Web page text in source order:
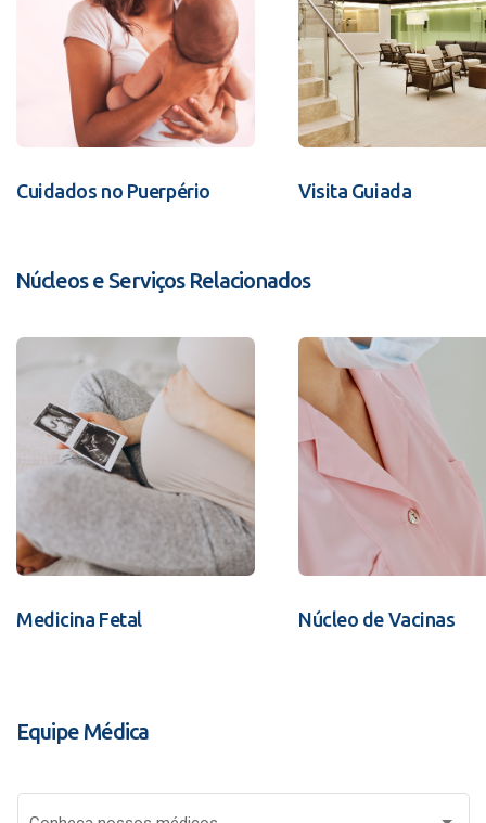
Cuidados no Puerpério Visita Guiada
Núcleos e Serviços Relacionados
Medicina Fetal Núcleo de Vacinas
Equipe Médica